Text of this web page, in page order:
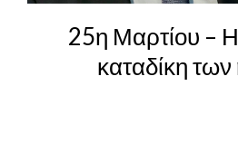
25η Μαρτίου – Η
καταδίκη